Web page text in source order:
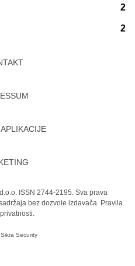
2
2
ISSN 2744-2195. Sva prava
bez dozvole izdavača. Pravila
Sikra Security